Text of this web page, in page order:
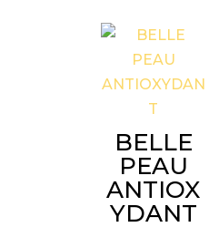
BELLE
PEAU
ANTIOX
YDANT